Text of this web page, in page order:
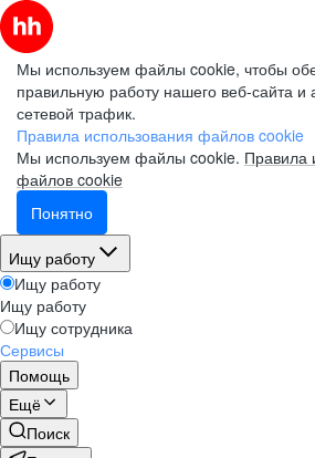
Мы используем файлы cookie, чтобы
правильную работу нашего веб-сайта и
сетевой трафик.
Правила использования файлов cookie
Мы используем файлы cookie. Правила
файлов cookie
Понятно
Ищу работу
Ищу работу
Ищу работу
Ищу сотрудника
Сервисы
Помощь
Ещё
Поиск